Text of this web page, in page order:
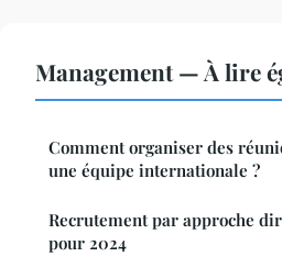
Management — À lire
Comment organiser des
une équipe internationale ?
Recrutement par approche
pour 2024